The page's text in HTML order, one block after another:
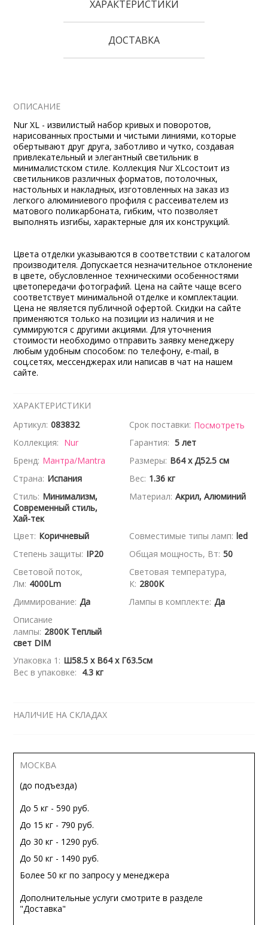
ХАРАКТЕРИСТИКИ
ДОСТАВКА
ОПИСАНИЕ
Nur XL - извилистый набор кривых и поворотов,
нарисованных простыми и чистыми линиями, которые
обертывают друг друга, заботливо и чутко, создавая
привлекательный и элегантный светильник в
минималистском стиле. Коллекция Nur XLсостоит из
светильников различных форматов, потолочных,
настольных и накладных, изготовленных на заказ из
легкого алюминиевого профиля с рассеивателем из
матового поликарбоната, гибким, что позволяет
выполнять изгибы, характерные для их конструкций.
Цвета отделки указываются в соответствии с каталогом
производителя. Допускается незначительное отклонение
в цвете, обусловленное техническими особенностями
цветопередачи фотографий. Цена на сайте чаще всего
соответствует минимальной отделке и комплектации.
Цена не является публичной офертой. Скидки на сайте
применяются только на позиции из наличия и не
суммируются с другими акциями. Для уточнения
стоимости необходимо отправить заявку менеджеру
любым удобным способом: по телефону, e-mail, в
соц.сетях, мессенджерах или написав в чат на нашем
сайте.
ХАРАКТЕРИСТИКИ
Артикул: 083832 Срок поставки: Посмотреть
Коллекция: Nur Гарантия: 5 лет
Бренд: Мантра/Mantra Размеры: В64 x Д52.5 см
Страна: Испания Вес: 1.36 кг
Стиль: Минимализм,
Современный стиль,
Хай-тек
Материал: Акрил, Алюминий
Цвет: Коричневый Совместимые типы ламп: led
Степень защиты: IP20 Общая мощность, Вт: 50
Световой поток,
Лм: 4000Lm
Световая температура,
К: 2800K
Диммирование: Да Лампы в комплекте: Да
Описание
лампы: 2800К Теплый
свет DIM
Упаковка 1: Ш58.5 x В64 x Г63.5см
Вес в упаковке: 4.3 кг
НАЛИЧИЕ НА СКЛАДАХ
МОСКВА
(до подъезда)
До 5 кг - 590 руб.
До 15 кг - 790 руб.
До 30 кг - 1290 руб.
До 50 кг - 1490 руб.
Более 50 кг по запросу у менеджера
Дополнительные услуги смотрите в разделе
"Доставка"